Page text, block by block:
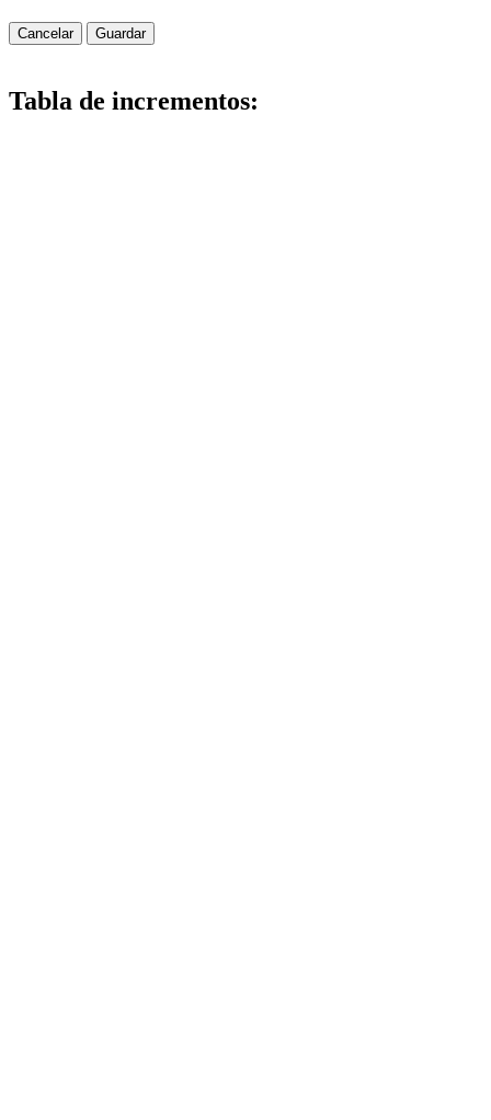
Cancelar Guardar
Tabla de incrementos: